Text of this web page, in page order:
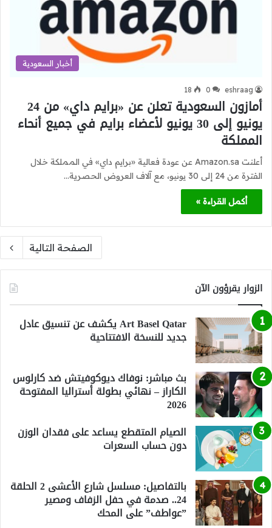
أخبار السعودية
eshraag
0
18
أمازون السعودية تعلن عن «برايم داي» من 24
يونيو إلى 30 يونيو لأعضاء برايم في جميع أنحاء
المملكة
أعلنت Amazon.sa عن عودة فعالية «برايم داي» في المملكة خلال
الفترة من 24 إلى 30 يونيو، مع آلاف العروض الحصرية…
أكمل القراءة »
الصفحة التالية
الزوار يقرؤون الآن
Art Basel Qatar يكشف عن تنسيق عادل
جديد للنسخة الافتتاحية
بث مباشر: نوفاك ديوكوفيتش ضد كارلوس
الكاراز – نهائي بطولة أستراليا المفتوحة
2026
الصيام المتقطع يساعد على فقدان الوزن
دون حساب السعرات
بالتفاصيل: مسلسل شارع الأعشى 2 الحلقة
24.. صدمة في حفل الزفاف ومصير
”عواطف” على المحك